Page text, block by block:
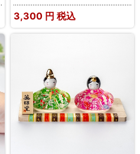
3,300 円 税込